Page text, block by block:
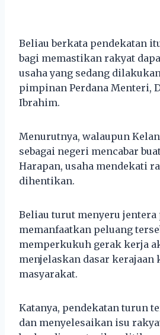
Beliau berkata pendekatan
bagi memastikan rakyat
usaha yang sedang
pimpinan Perdana Menteri,
Ibrahim.
Menurutnya, walaupun
sebagai negeri mencabar
Harapan, usaha mendekati
dihentikan.
Beliau turut menyeru jentera
memanfaatkan peluang
memperkukuh gerak kerja
menjelaskan dasar kerajaan
masyarakat.
Katanya, pendekatan turun
dan menyelesaikan isu